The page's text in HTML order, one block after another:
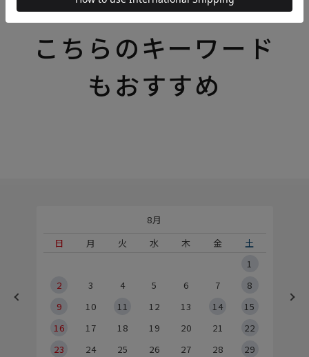
こちらのキーワード
もおすすめ
8月
日
月 火 水 木 金
土
1
2
3 4 5 6 7
8
9
10 11 12 13 14
15
16
17 18 19 20 21
22
23
24 25 26 27 28
29